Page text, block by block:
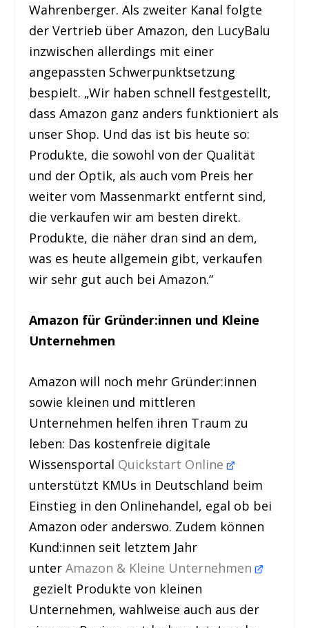
Wahrenberger. Als zweiter Kanal folgte
der Vertrieb über Amazon, den LucyBalu
inzwischen allerdings mit einer
angepassten Schwerpunktsetzung
bespielt. „Wir haben schnell festgestellt,
dass Amazon ganz anders funktioniert als
unser Shop. Und das ist bis heute so:
Produkte, die sowohl von der Qualität
und der Optik, als auch vom Preis her
weiter vom Massenmarkt entfernt sind,
die verkaufen wir am besten direkt.
Produkte, die näher dran sind an dem,
was es heute allgemein gibt, verkaufen
wir sehr gut auch bei Amazon.“
Amazon für Gründer:innen und Kleine
Unternehmen
Amazon will noch mehr Gründer:innen
sowie kleinen und mittleren
Unternehmen helfen ihren Traum zu
leben: Das kostenfreie digitale
Wissensportal Quickstart Online
unterstützt KMUs in Deutschland beim
Einstieg in den Onlinehandel, egal ob bei
Amazon oder anderswo. Zudem können
Kund:innen seit letztem Jahr
unterAmazon & Kleine Unternehmen
gezielt Produkte von kleinen
Unternehmen, wahlweise auch aus der